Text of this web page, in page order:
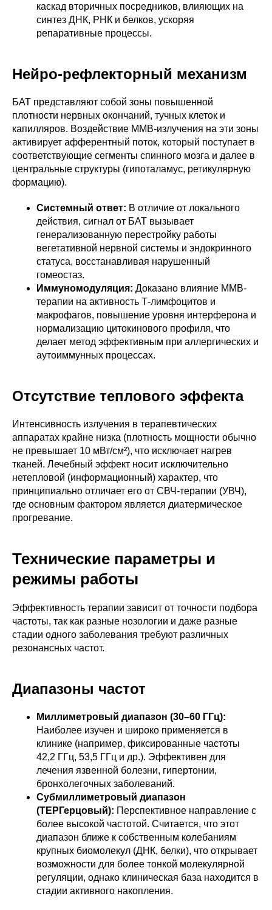
каскад вторичных посредников, влияющих на
синтез ДНК, РНК и белков, ускоряя
репаративные процессы.
Нейро-рефлекторный механизм
БАТ представляют собой зоны повышенной
плотности нервных окончаний, тучных клеток и
капилляров. Воздействие ММВ-излучения на эти зоны
активирует афферентный поток, который поступает в
соответствующие сегменты спинного мозга и далее в
центральные структуры (гипоталамус, ретикулярную
формацию).
Системный ответ: В отличие от локального
действия, сигнал от БАТ вызывает
генерализованную перестройку работы
вегетативной нервной системы и эндокринного
статуса, восстанавливая нарушенный
гомеостаз.
Иммуномодуляция: Доказано влияние ММВ-
терапии на активность Т-лимфоцитов и
макрофагов, повышение уровня интерферона и
нормализацию цитокинового профиля, что
делает метод эффективным при аллергических и
аутоиммунных процессах.
Отсутствие теплового эффекта
Интенсивность излучения в терапевтических
аппаратах крайне низка (плотность мощности обычно
не превышает 10 мВт/см²), что исключает нагрев
тканей. Лечебный эффект носит исключительно
нетепловой (информационный) характер, что
принципиально отличает его от СВЧ-терапии (УВЧ),
где основным фактором является диатермическое
прогревание.
Технические параметры и
режимы работы
Эффективность терапии зависит от точности подбора
частоты, так как разные нозологии и даже разные
стадии одного заболевания требуют различных
резонансных частот.
Диапазоны частот
Миллиметровый диапазон (30–60 ГГц):
Наиболее изучен и широко применяется в
клинике (например, фиксированные частоты
42,2 ГГц, 53,5 ГГц и др.). Эффективен для
лечения язвенной болезни, гипертонии,
бронхолегочных заболеваний.
Субмиллиметровый диапазон
(ТЕРГерцовый): Перспективное направление с
более высокой частотой. Считается, что этот
диапазон ближе к собственным колебаниям
крупных биомолекул (ДНК, белки), что открывает
возможности для более тонкой молекулярной
регуляции, однако клиническая база находится в
стадии активного накопления.